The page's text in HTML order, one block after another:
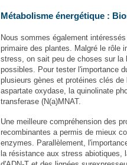
Métabolisme énergétique :
Nous sommes également
primaire des plantes. Malgré le rôle
stress, on sait peu de choses sur la
possibles. Pour tester l'importance
plusieurs gènes et protéines clés
aspartate oxydase, la quinolinate
transferase (N(a)MNAT.
Une meilleure compréhension des
recombinantes a permis de mieux
enzymes. Parallèlement,
la résistance aux stress